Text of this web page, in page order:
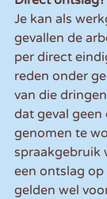
Je kan als
gevallen de
per direct
reden onder
van die
dat geval
genomen te
spraakgebruik
een ontslag op
gelden wel